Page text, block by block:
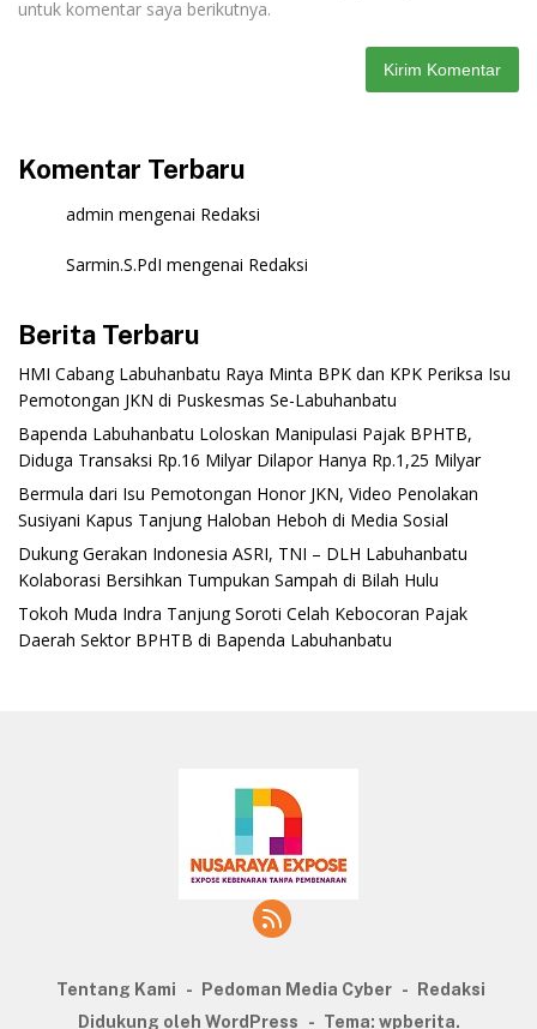
untuk komentar saya berikutnya.
Komentar Terbaru
admin mengenai Redaksi
Sarmin.S.PdI mengenai Redaksi
Berita Terbaru
‎HMI Cabang Labuhanbatu Raya Minta BPK dan KPK Periksa Isu
Pemotongan JKN di Puskesmas Se-Labuhanbatu‎‎
‎Bapenda Labuhanbatu Loloskan Manipulasi Pajak BPHTB,
Diduga Transaksi Rp.16 Milyar Dilapor Hanya Rp.1,25 Milyar
‎Bermula dari Isu Pemotongan Honor JKN, Video Penolakan
Susiyani Kapus Tanjung Haloban Heboh di Media Sosial‎‎‎‎
‎Dukung Gerakan Indonesia ASRI, TNI – DLH Labuhanbatu
Kolaborasi Bersihkan Tumpukan Sampah di Bilah Hulu
‎Tokoh Muda Indra Tanjung Soroti Celah Kebocoran Pajak
Daerah Sektor BPHTB di Bapenda Labuhanbatu
Tentang Kami Pedoman Media Cyber
Redaksi
Didukung oleh WordPress
- Tema: wpberita.